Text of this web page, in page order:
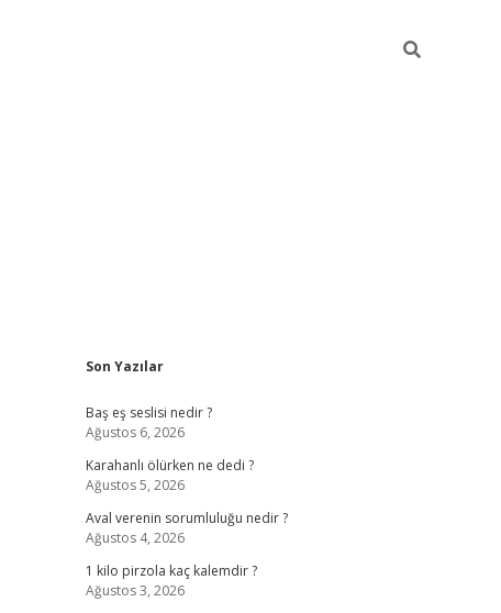
Sidebar
Son Yazılar
Baş eş seslisi nedir ?
Ağustos 6, 2026
Karahanlı ölürken ne dedi ?
Ağustos 5, 2026
Aval verenin sorumluluğu nedir ?
Ağustos 4, 2026
1 kilo pirzola kaç kalemdir ?
Ağustos 3, 2026